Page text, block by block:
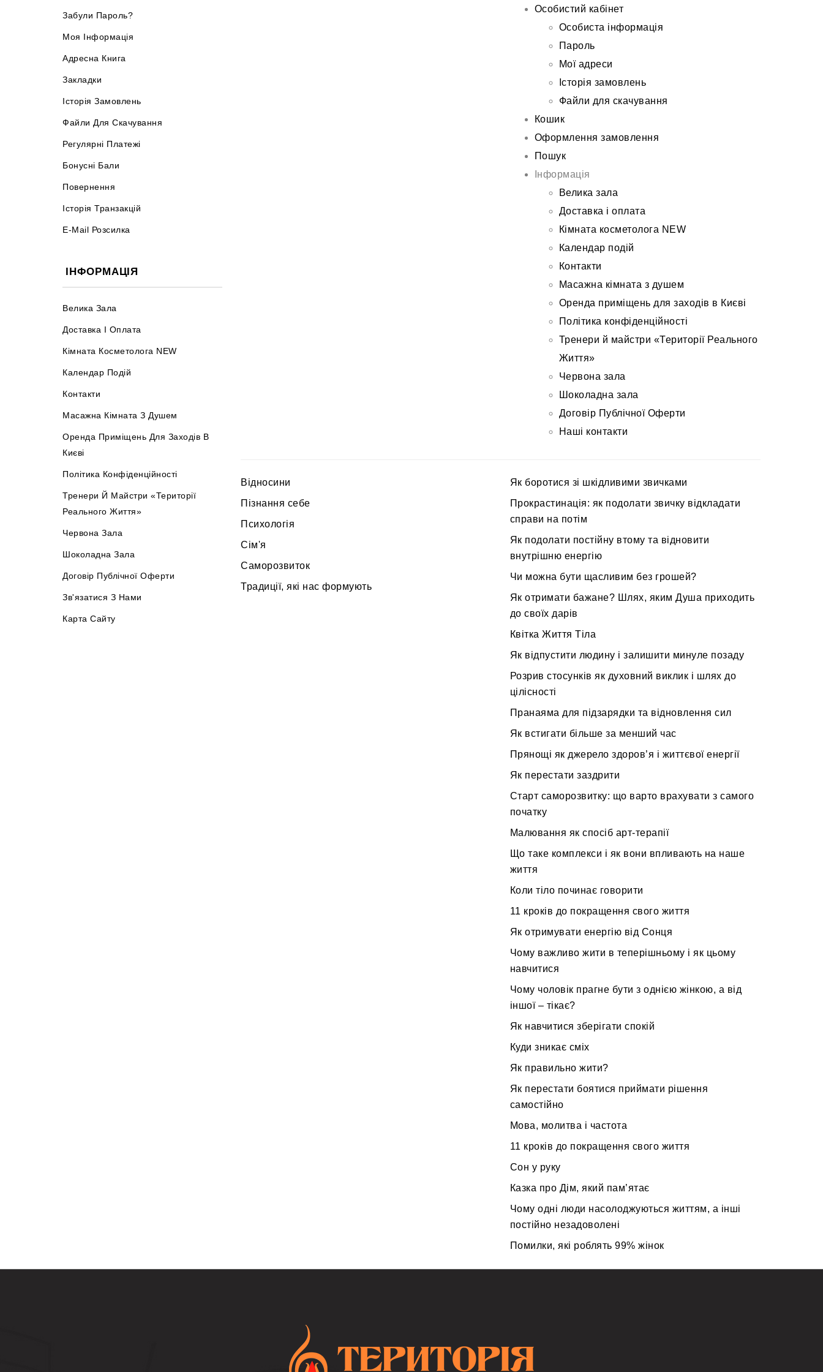
Забули Пароль?
Моя Інформація
Адресна Книга
Закладки
Історія Замовлень
Файли Для Скачування
Регулярні Платежі
Бонусні Бали
Повернення
Історія Транзакцій
E-Mail Розсилка
ІНФОРМАЦІЯ
Велика Зала
Доставка І Оплата
Кімната Косметолога NEW
Календар Подій
Контакти
Масажна Кімната З Душем
Оренда Приміщень Для Заходів В
Києві
Політика Конфіденційності
Тренери Й Майстри «Території
Реального Життя»
Червона Зала
Шоколадна Зала
Договір Публічної Оферти
Зв'язатися З Нами
Карта Сайту
Особистий кабінет
Особиста інформація
Пароль
Мої адреси
Історія замовлень
Файли для скачування
Кошик
Оформлення замовлення
Пошук
Інформація
Велика зала
Доставка і оплата
Кімната косметолога NEW
Календар подій
Контакти
Масажна кімната з душем
Оренда приміщень для заходів в Києві
Політика конфіденційності
Тренери й майстри «Території Реального
Життя»
Червона зала
Шоколадна зала
Договір Публічної Оферти
Наші контакти
Відносини
Пізнання себе
Психологія
Сім'я
Саморозвиток
Традиції, які нас формують
Як боротися зі шкідливими звичками
Прокрастинація: як подолати звичку відкладати
справи на потім
Як подолати постійну втому та відновити
внутрішню енергію
Чи можна бути щасливим без грошей?
Як отримати бажане? Шлях, яким Душа приходить
до своїх дарів
Квітка Життя Тіла
Як відпустити людину і залишити минуле позаду
Розрив стосунків як духовний виклик і шлях до
цілісності
Пранаяма для підзарядки та відновлення сил
Як встигати більше за менший час
Прянощі як джерело здоров’я і життєвої енергії
Як перестати заздрити
Старт саморозвитку: що варто врахувати з самого
початку
Малювання як спосіб арт-терапії
Що таке комплекси і як вони впливають на наше
життя
Коли тіло починає говорити
11 кроків до покращення свого життя
Як отримувати енергію від Сонця
Чому важливо жити в теперішньому і як цьому
навчитися
Чому чоловік прагне бути з однією жінкою, а від
іншої – тікає?
Як навчитися зберігати спокій
Куди зникає сміх
Як правильно жити?
Як перестати боятися приймати рішення
самостійно
Мова, молитва і частота
11 кроків до покращення свого життя
Сон у руку
Казка про Дім, який пам’ятає
Чому одні люди насолоджуються життям, а інші
постійно незадоволені
Помилки, які роблять 99% жінок